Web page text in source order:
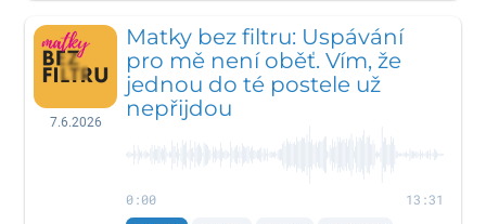
7.6.2026
Matky bez filtru: Uspávání
pro mě není oběť. Vím, že
jednou do té postele už
nepřijdou
0:00 13:31